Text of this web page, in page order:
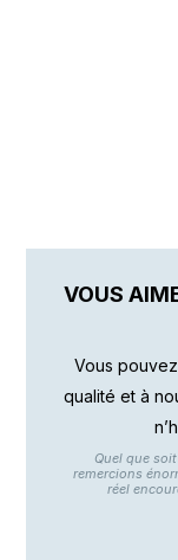
VOUS
Vous
qualité et à
Quel que
remercions
réel